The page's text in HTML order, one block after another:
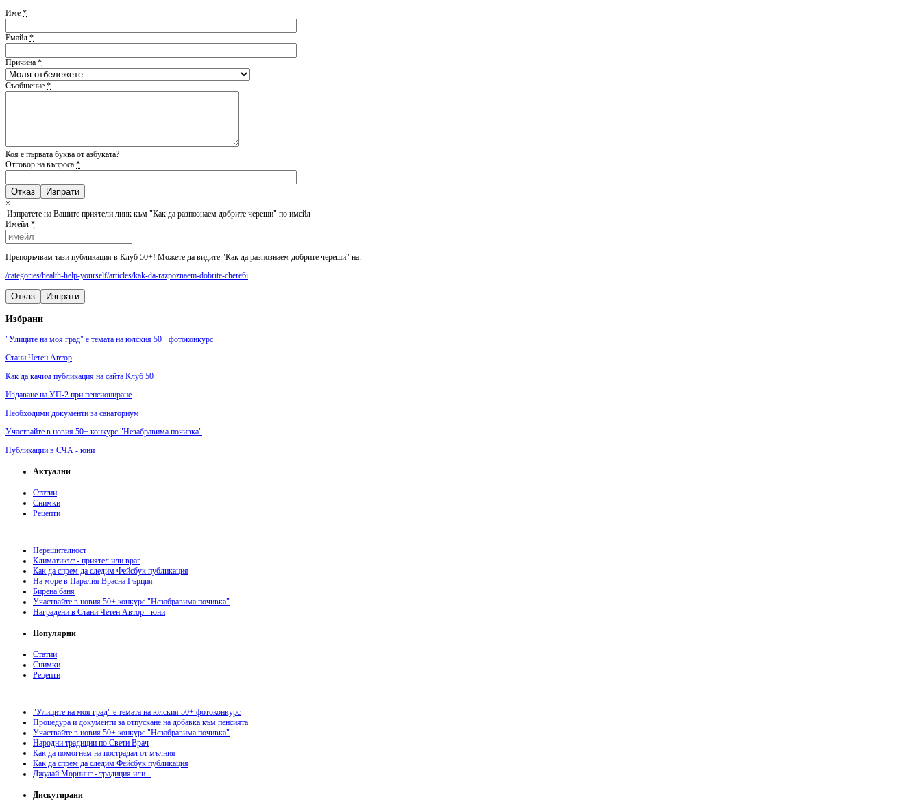
Име *
Емайл *
Причина *
Съобщение *
Коя е първата буква от азбуката?
Отговор на въпроса *
Отказ
×
Изпратете на Вашите приятели линк към "Как да разпознаем добрите череши" по имейл
Имейл *
Препоръчвам тази публикация в Клуб 50+! Можете да видите "Как да разпознаем добрите череши" на:
/categories/health-help-yourself/articles/kak-da-razpoznaem-dobrite-chere6i
Отказ Изпрати
Избрани
"Улиците на моя град" е темата на юлския 50+ фотоконкурс
Стани Четен Автор
Как да качим публикация на сайта Клуб 50+
Издаване на УП-2 при пенсиониране
Необходими документи за санаториум
Участвайте в новия 50+ конкурс "Незабравима почивка"
Публикации в СЧА - юни
Актуални
Статии
Снимки
Рецепти
Нерешителност
Климатикът - приятел или враг
Как да спрем да следим Фейсбук публикация
На море в Паралия Врасна Гърция
Бирена баня
Участвайте в новия 50+ конкурс "Незабравима почивка"
Наградени в Стани Четен Автор - юни
Популярни
Статии
Снимки
Рецепти
"Улиците на моя град" е темата на юлския 50+ фотоконкурс
Процедура и документи за отпускане на добавка към пенсията
Участвайте в новия 50+ конкурс "Незабравима почивка"
Народни традиции по Свети Врач
Как да помогнем на пострадал от мълния
Как да спрем да следим Фейсбук публикация
Джулай Морнинг - традиция или...
Дискутирани